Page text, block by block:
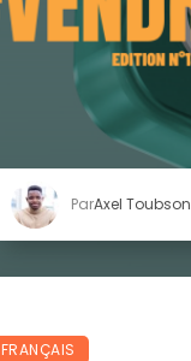
ParAxel Toubson
FRANÇAIS